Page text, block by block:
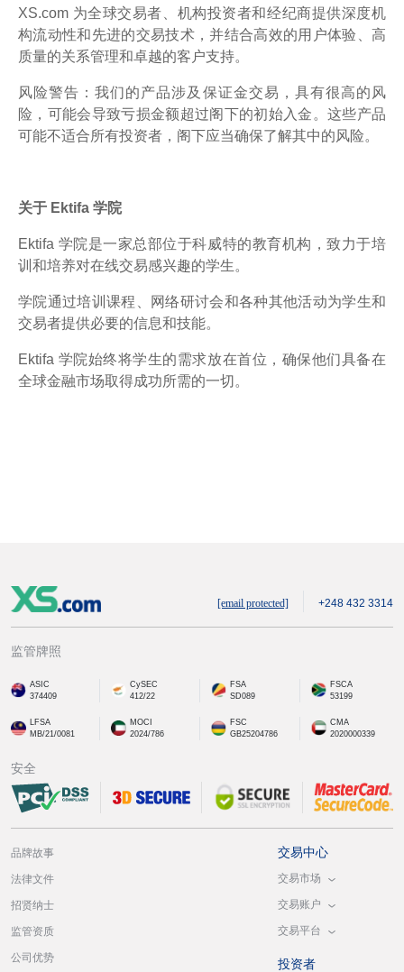
XS.com 为全球交易者、机构投资者和经纪商提供深度机
构流动性和先进的交易技术，并结合高效的用户体验、高
质量的关系管理和卓越的客户支持。
风险警告：我们的产品涉及保证金交易，具有很高的风
险，可能会导致亏损金额超过阁下的初始入金。这些产品
可能不适合所有投资者，阁下应当确保了解其中的风险。
关于 Ektifa 学院
Ektifa 学院是一家总部位于科威特的教育机构，致力于培
训和培养对在线交易感兴趣的学生。
学院通过培训课程、网络研讨会和各种其他活动为学生和
交易者提供必要的信息和技能。
Ektifa 学院始终将学生的需求放在首位，确保他们具备在
全球金融市场取得成功所需的一切。
[email protected] +248 432 3314
监管牌照
ASIC
374409
CySEC
412/22
FSA
SD089
FSCA
53199
LFSA
MB/21/0081
MOCI
2024/786
FSC
GB25204786
CMA
2020000339
安全
品牌故事
法律文件
招贤纳士
监管资质
公司优势
交易中心
交易市场
交易账户
交易平台
投资者